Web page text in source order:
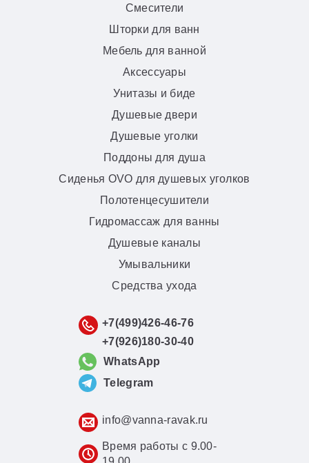
Смесители
Шторки для ванн
Мебель для ванной
Аксессуары
Унитазы и биде
Душевые двери
Душевые уголки
Поддоны для душа
Сиденья OVO для душевых уголков
Полотенцесушители
Гидромассаж для ванны
Душевые каналы
Умывальники
Средства ухода
+7(499)426-46-76
+7(926)180-30-40
WhatsApp
Telegram
info@vanna-ravak.ru
Время работы с 9.00-